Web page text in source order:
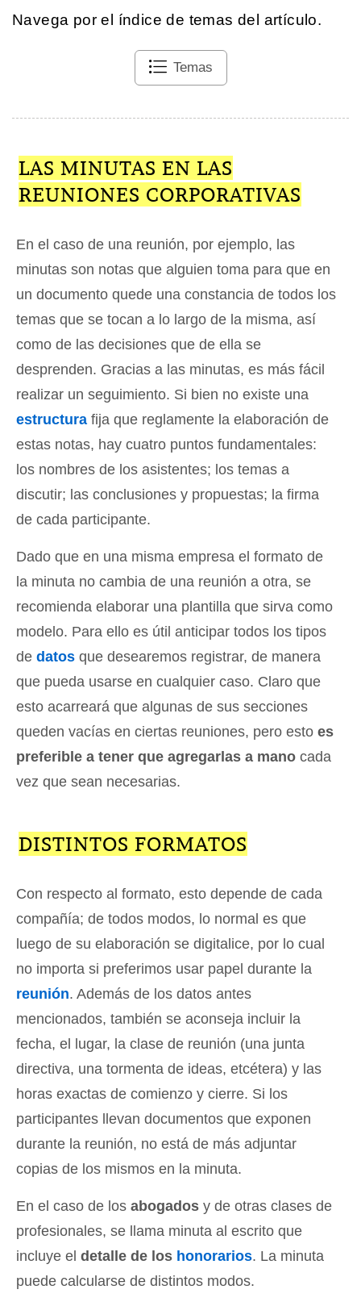
Navega por el índice de temas del artículo.
Temas
LAS MINUTAS EN LAS
REUNIONES CORPORATIVAS
En el caso de una reunión, por ejemplo, las
minutas son notas que alguien toma para que en
un documento quede una constancia de todos los
temas que se tocan a lo largo de la misma, así
como de las decisiones que de ella se
desprenden. Gracias a las minutas, es más fácil
realizar un seguimiento. Si bien no existe una
estructura fija que reglamente la elaboración de
estas notas, hay cuatro puntos fundamentales:
los nombres de los asistentes; los temas a
discutir; las conclusiones y propuestas; la firma
de cada participante.
Dado que en una misma empresa el formato de
la minuta no cambia de una reunión a otra, se
recomienda elaborar una plantilla que sirva como
modelo. Para ello es útil anticipar todos los tipos
de datos que desearemos registrar, de manera
que pueda usarse en cualquier caso. Claro que
esto acarreará que algunas de sus secciones
queden vacías en ciertas reuniones, pero esto es
preferible a tener que agregarlas a mano cada
vez que sean necesarias.
DISTINTOS FORMATOS
Con respecto al formato, esto depende de cada
compañía; de todos modos, lo normal es que
luego de su elaboración se digitalice, por lo cual
no importa si preferimos usar papel durante la
reunión. Además de los datos antes
mencionados, también se aconseja incluir la
fecha, el lugar, la clase de reunión (una junta
directiva, una tormenta de ideas, etcétera) y las
horas exactas de comienzo y cierre. Si los
participantes llevan documentos que exponen
durante la reunión, no está de más adjuntar
copias de los mismos en la minuta.
En el caso de los abogados y de otras clases de
profesionales, se llama minuta al escrito que
incluye el detalle de los honorarios. La minuta
puede calcularse de distintos modos.